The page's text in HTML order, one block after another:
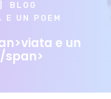
BLOG
E UN POEM
e un
span>